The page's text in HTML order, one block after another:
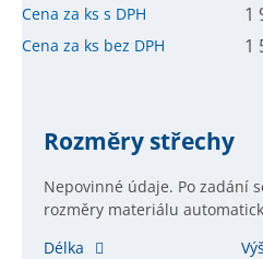
Cena za ks s DPH 1
Cena za ks bez DPH 1
Rozměry střechy
Nepovinné údaje. Po zadání
rozměry materiálu
Délka